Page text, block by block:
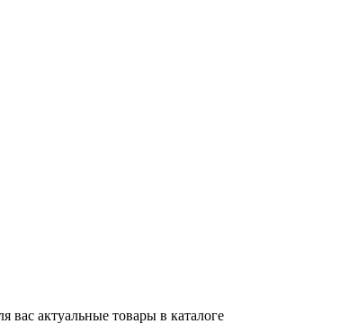
вас актуальные товары в каталоге